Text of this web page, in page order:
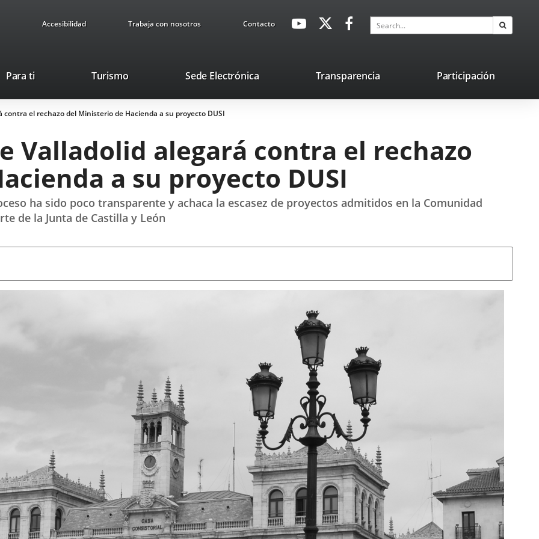
Accesibilidad Trabaja con nosotros ContactoavaHeaderSocial
Link
Link
application.
application.
Search
Para ti TurismoThis
will
open
a
pop-
window.
Sede ElectrónicaLink
external
Transparencia Participación
el rechazo del Ministerio de Hacienda a su proyecto DUSI
Valladolid alegará contra el rechazo
a su proyecto DUSI
ha sido poco transparente y achaca la escasez de proyectos admitidos en la Comunidad
de la Junta de Castilla y León